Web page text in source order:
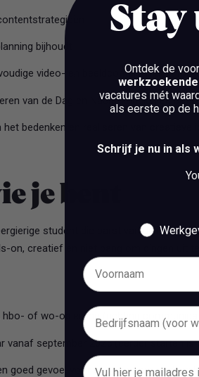
bijhoudt
video- en beeldcontent maakt
van de Dag en Nacht-kanalen én bij
bedenken en realiseren van creatieve
je bent
student die barst van de ideeën
on, creatief en niet bang om dingen uit te
of wo-opleiding (richting
vanaf september 2025 (eerder starten is
goed gevoel voor social media en digitale
Stay
Ontdek de
werkzoekende
vacatures mét
als eerste op de
Schrijf je nu in als